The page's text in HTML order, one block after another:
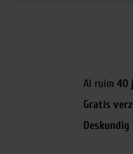
Al ruim 40
Gratis